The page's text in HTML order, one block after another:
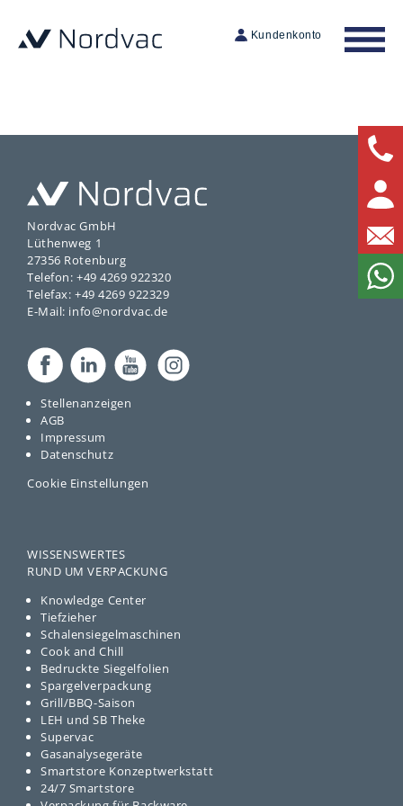
Kundenkonto
Nordvac GmbH
Lüthenweg 1
27356 Rotenburg
Telefon: +49 4269 922320
Telefax: +49 4269 922329
E-Mail: info@nordvac.de
Stellenanzeigen
AGB
Impressum
Datenschutz
Cookie Einstellungen
WISSENSWERTES
RUND UM VERPACKUNG
Knowledge Center
Tiefzieher
Schalensiegelmaschinen
Cook and Chill
Bedruckte Siegelfolien
Spargelverpackung
Grill/BBQ-Saison
LEH und SB Theke
Supervac
Gasanalysegeräte
Smartstore Konzeptwerkstatt
24/7 Smartstore